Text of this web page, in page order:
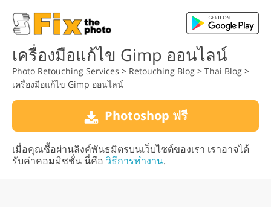
เครื่องมือแก้ไข Gimp ออนไลน์
Photo Retouching Services > Retouching Blog > Thai Blog >
เครื่องมือแก้ไข Gimp ออนไลน์
Photoshop ฟรี
เมื่อคุณซื้อผ่านลิงค์พันธมิตรบนเว็บไซต์ของเรา เราอาจได้
รับค่าคอมมิชชั่น นี่คือ วิธีการทำงาน.